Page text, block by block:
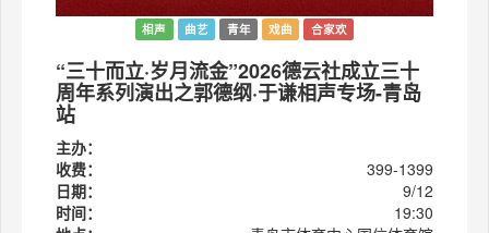
相声 曲艺 青年 戏曲 合家欢
“三十而立·岁月流金”2026德云社成立三十
周年系列演出之郭德纲·于谦相声专场-青岛
站
主办：
收费：
399-1399
日期：
9/12
时间：
19:30